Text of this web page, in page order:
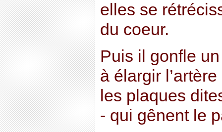
elles se
du coeur.
Puis il gonfle
à élargir
les plaques
- qui gênent le